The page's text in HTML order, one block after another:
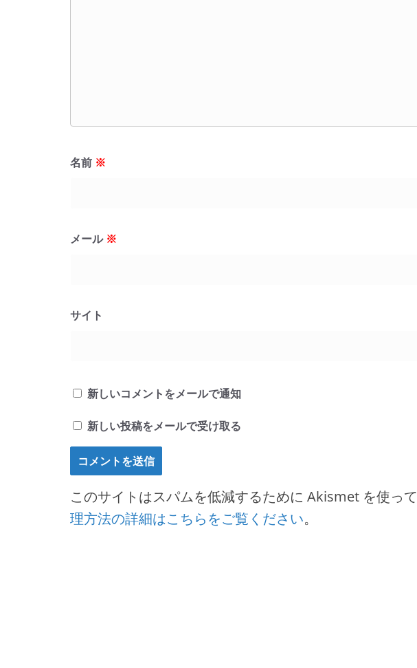
名前 ※
メール ※
サイト
新しいコメントをメールで通知
新しい投稿をメールで受け取る
このサイトはスパムを低減するために Akismet を使って
理方法の詳細はこちらをご覧ください。